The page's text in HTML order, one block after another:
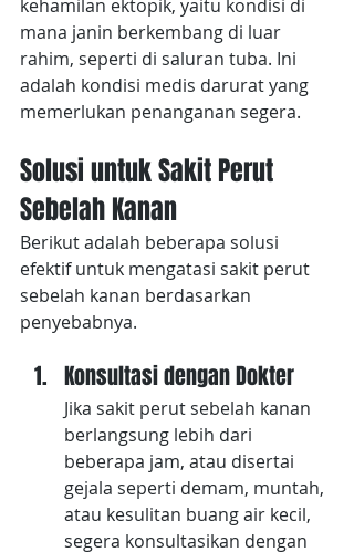
kehamilan ektopik, yaitu kondisi di
mana janin berkembang di luar
rahim, seperti di saluran tuba. Ini
adalah kondisi medis darurat yang
memerlukan penanganan segera.
Solusi untuk Sakit Perut
Sebelah Kanan
Berikut adalah beberapa solusi
efektif untuk mengatasi sakit perut
sebelah kanan berdasarkan
penyebabnya.
Konsultasi dengan Dokter
Jika sakit perut sebelah kanan
berlangsung lebih dari
beberapa jam, atau disertai
gejala seperti demam, muntah,
atau kesulitan buang air kecil,
segera konsultasikan dengan